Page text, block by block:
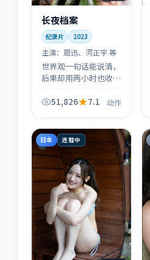
长夜档案
纪录片 2023
主演： 周迅、河正宇 等
世界观一句话能说清，
后果却用两小时也收不
案》对动作题材的处理
51,826 7.1 动作
日本 连载中